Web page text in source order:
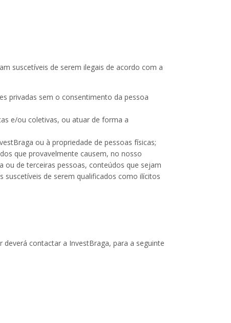
suscetíveis de serem ilegais de acordo com a
privadas sem o consentimento da pessoa
e/ou coletivas, ou atuar de forma a
ou à propriedade de pessoas físicas;
que provavelmente causem, no nosso
ou de terceiras pessoas, conteúdos que sejam
de serem qualificados como ilícitos
contactar a InvestBraga, para a seguinte